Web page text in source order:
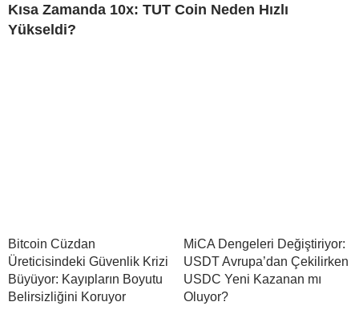
Kısa Zamanda 10x: TUT Coin Neden Hızlı
Yükseldi?
Bitcoin Cüzdan
Üreticisindeki Güvenlik Krizi
Büyüyor: Kayıpların Boyutu
Belirsizliğini Koruyor
MiCA Dengeleri Değiştiriyor:
USDT Avrupa’dan Çekilirken
USDC Yeni Kazanan mı
Oluyor?